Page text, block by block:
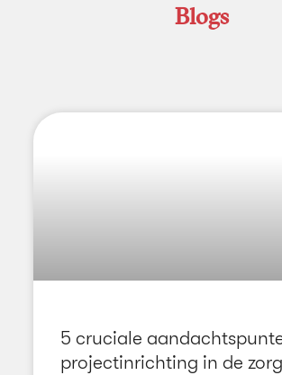
Blogs
5 cruciale
projectinrichting in de zorg